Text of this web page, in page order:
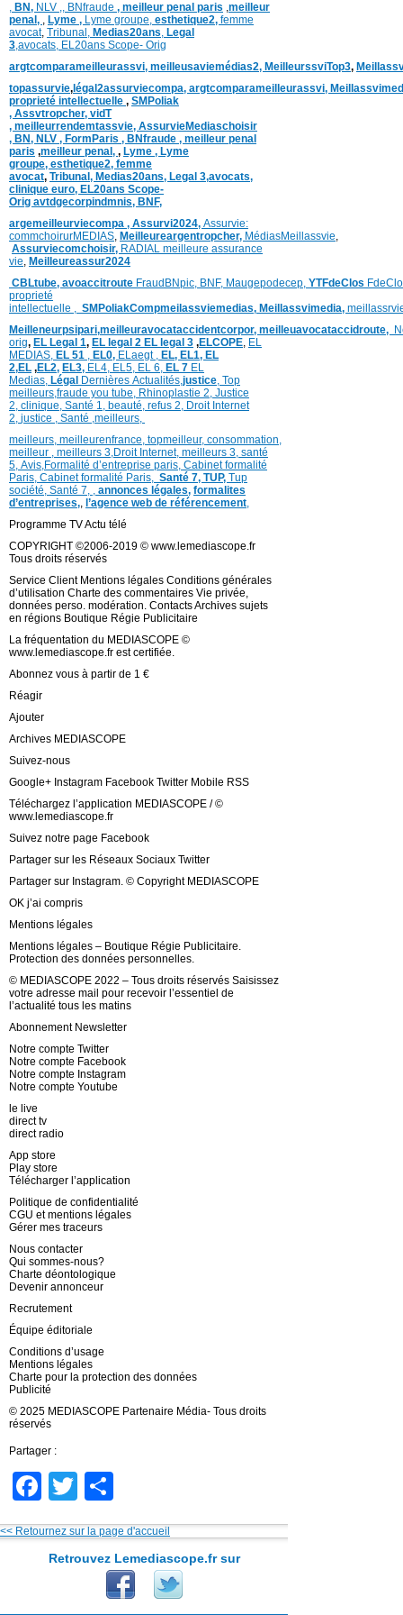
BN, NLV , BNfraude , meilleur penal paris meilleur
penal,
Lyme , Lyme groupe, esthetique2, femme
avocat, Tribunal, Medias20ans Legal
3 avocats, EL20ans Scope- Orig
argtcomparameilleurassvi, meilleusaviemédias2, MeilleurssviTop3,
topassurvie,légal2assurviecompa, argtcomparameilleurassvi,
proprieté intellectuelle , SMPoliak
, Assvtropcher, vidT
, meilleurrendemtassvie, AssurvieMediaschoisir
, BN, NLV , FormParis , BNfraude , meilleur penal
paris ,meilleur penal, , Lyme , Lyme
groupe, esthetique2, femme
avocat, Tribunal, Medias20ans, Legal 3,avocats,
clinique euro, EL20ans Scope-
Orig avtdgecorpindmnis, BNF,
argemeilleurviecompa , Assurvi2024, Assurvie:
commchoirurMEDIAS Meilleureargentropcher, MédiasMeillassvie
Assurviecomchoisir, RADIAL meilleure assurance
vie Meilleureassur2024
CBLtube, avoaccitroute FraudBNpic, BNF, Maugepodecep, YTFdeClos
proprieté
intellectuelle
SMPoliakCompmeilassviemedias, Meillassvimedia,
Meilleneurpsipari,meilleuravocataccidentcorpor, meilleuavocataccidroute,
orig, EL Legal 1, EL legal 2 EL legal 3 ,ELCOPE EL
MEDIAS, EL 51 EL0, ELaegt , EL, EL1, EL
2,EL ,EL2, EL3, EL4, EL5, EL 6, EL 7 EL
Medias, Légal Dernières Actualités, justice Top
meilleurs fraude you tube Rhinoplastie 2 Justice
2 clinique Santé 1 , beauté, refus 2 Droit Internet
2 justice , Santé , meilleurs
meilleurs meilleurenfrance, topmeilleur, consommation
meilleur , meilleurs 3, Droit Internet, meilleurs 3, santé
5, Avis Formalité d’entreprise paris, Cabinet formalité
Paris, Cabinet formalité Paris, Santé 7, TUP, Tup
société, Santé 7 annonces légales, formalites
d’entreprises, l’agence web de référencement
Programme TV Actu télé
COPYRIGHT ©2006-2019 © www.lemediascope.fr
Tous droits réservés
Service Client Mentions légales Conditions générales
d’utilisation Charte des commentaires Vie privée,
données perso. modération. Contacts Archives sujets
en régions Boutique Régie Publicitaire
La fréquentation du MEDIASCOPE ©
www.lemediascope.fr est certifiée.
Abonnez vous à partir de 1 €
Réagir
Ajouter
Archives MEDIASCOPE
Suivez-nous
Google+ Instagram Facebook Twitter Mobile RSS
Téléchargez l’application MEDIASCOPE / ©
www.lemediascope.fr
Suivez notre page Facebook
Partager sur les Réseaux Sociaux Twitter
Partager sur Instagram. © Copyright MEDIASCOPE
OK j’ai compris
Mentions légales
Mentions légales – Boutique Régie Publicitaire.
Protection des données personnelles.
© MEDIASCOPE 2022 – Tous droits réservés Saisissez
votre adresse mail pour recevoir l’essentiel de
l’actualité tous les matins
Abonnement Newsletter
Notre compte Twitter
Notre compte Facebook
Notre compte Instagram
Notre compte Youtube
le live
direct tv
direct radio
App store
Play store
Télécharger l’application
Politique de confidentialité
CGU et mentions légales
Gérer mes traceurs
Nous contacter
Qui sommes-nous?
Charte déontologique
Devenir annonceur
Recrutement
Équipe éditoriale
Conditions d’usage
Mentions légales
Charte pour la protection des données
Publicité
© 2025 MEDIASCOPE Partenaire Média- Tous droits
réservés
Partager :
Facebook
Twitter
<< Retournez sur la page d'accueil
Retrouvez Lemediascope.fr sur